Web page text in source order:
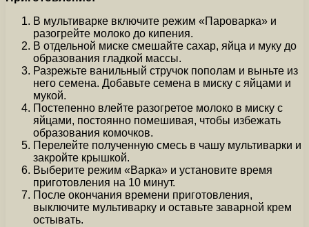
В мультиварке включите режим «Пароварка» и
разогрейте молоко до кипения.
В отдельной миске смешайте сахар, яйца и муку до
образования гладкой массы.
Разрежьте ванильный стручок пополам и выньте из
него семена. Добавьте семена в миску с яйцами и
мукой.
Постепенно влейте разогретое молоко в миску с
яйцами, постоянно помешивая, чтобы избежать
образования комочков.
Перелейте полученную смесь в чашу мультиварки и
закройте крышкой.
Выберите режим «Варка» и установите время
приготовления на 10 минут.
После окончания времени приготовления,
выключите мультиварку и оставьте заварной крем
остывать.